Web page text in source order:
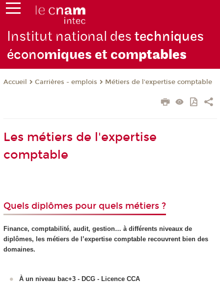
Institut national destechniques
économiques et comptables
Accueil Carrières - emplois Métiers de l'expertise comptable
Les métiers de l'expertise
comptable
Quels diplômes pour quels métiers ?
Finance, comptabilité, audit, gestion… à différents niveaux de
diplômes, les métiers de l’expertise comptable recouvrent bien des
domaines.
À un niveau bac+3 - DCG - Licence CCA